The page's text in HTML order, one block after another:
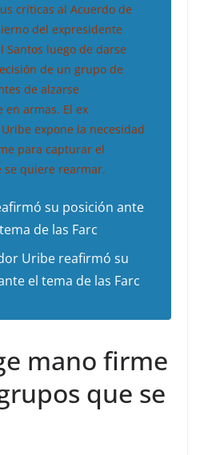
críticas al Acuerdo de
del expresidente
Santos luego de darse
de un grupo de
de alzarse
en armas. El ex
expone la necesidad
para capturar el
se quiere rearmar.
Uribe reafirmó su
el tema de las Farc
mano firme
que se